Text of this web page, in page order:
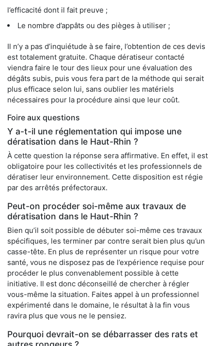
l’efficacité dont il fait preuve ;
Le nombre d’appâts ou des pièges à utiliser ;
Il n’y a pas d’inquiétude à se faire, l’obtention de ces devis
est totalement gratuite. Chaque dératiseur contacté
viendra faire le tour des lieux pour une évaluation des
dégâts subis, puis vous fera part de la méthode qui serait
plus efficace selon lui, sans oublier les matériels
nécessaires pour la procédure ainsi que leur coût.
Foire aux questions
Y a-t-il une réglementation qui impose une
dératisation dans le Haut-Rhin ?
À cette question la réponse sera affirmative. En effet, il est
obligatoire pour les collectivités et les professionnels de
dératiser leur environnement. Cette disposition est régie
par des arrêtés préfectoraux.
Peut-on procéder soi-même aux travaux de
dératisation dans le Haut-Rhin ?
Bien qu’il soit possible de débuter soi-même ces travaux
spécifiques, les terminer par contre serait bien plus qu’un
casse-tête. En plus de représenter un risque pour votre
santé, vous ne disposez pas de l’expérience requise pour
procéder le plus convenablement possible à cette
initiative. Il est donc déconseillé de chercher à régler
vous-même la situation. Faites appel à un professionnel
expérimenté dans le domaine, le résultat à la fin vous
ravira plus que vous ne le pensiez.
Pourquoi devrait-on se débarrasser des rats et